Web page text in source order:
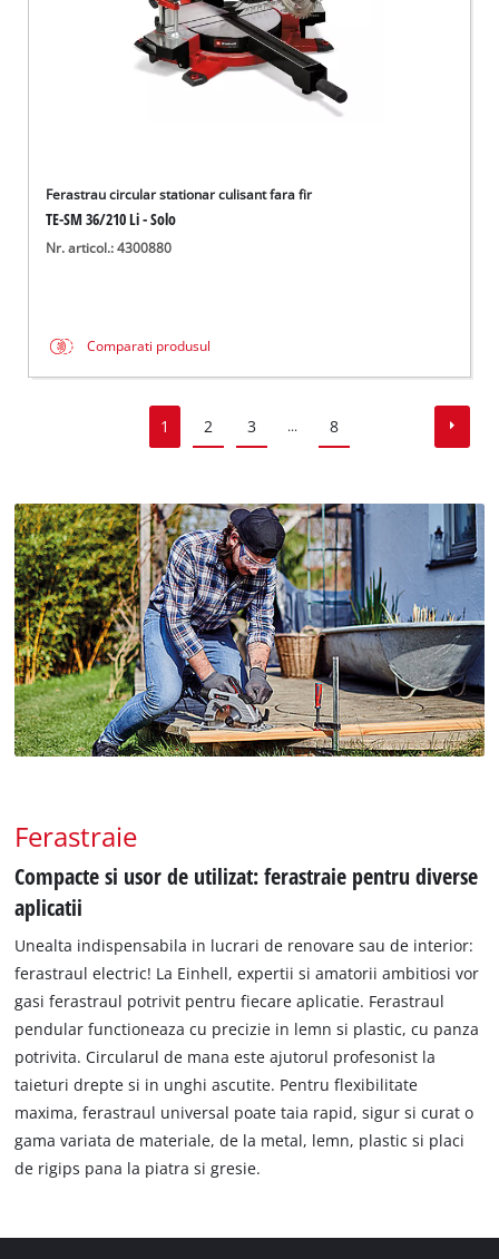
Ferastrau circular stationar culisant fara fir
TE-SM 36/210 Li - Solo
Nr. articol.: 4300880
Comparati produsul
1 2 3 ... 8
Ferastraie
Compacte si usor de utilizat: ferastraie pentru diverse
aplicatii
Unealta indispensabila in lucrari de renovare sau de interior:
ferastraul electric! La Einhell, expertii si amatorii ambitiosi vor
gasi ferastraul potrivit pentru fiecare aplicatie. Ferastraul
pendular functioneaza cu precizie in lemn si plastic, cu panza
potrivita. Circularul de mana este ajutorul profesonist la
taieturi drepte si in unghi ascutite. Pentru flexibilitate
maxima, ferastraul universal poate taia rapid, sigur si curat o
gama variata de materiale, de la metal, lemn, plastic si placi
de rigips pana la piatra si gresie.